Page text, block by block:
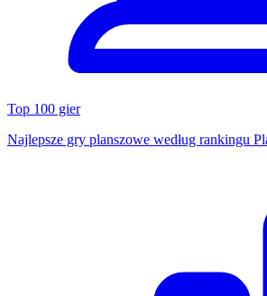
Top 100 gier
Najlepsze gry planszowe według rankingu